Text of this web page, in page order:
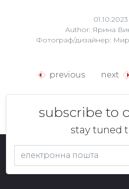
01.10.2023
Author: Ярина
Фотограф/дизайнер:
previous next
subscribe to
stay tuned